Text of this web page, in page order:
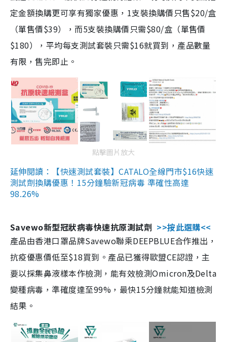
定金額換購更可享有獨家優惠，1支裝換購價只售$20/盒
（單售價$39），而5支裝換購價只需$80/盒（單售價
$180），平均每支測試套裝只需$16就買到，產品數量
有限，售完即止。
點擊圖片放大
延伸閱讀：【快速測試套裝】CATALO全線門市$16快速
測試劑換購優惠！15分鐘驗新冠病毒 準確性高達
98.26%
Savewo新型冠狀病毒快速抗原測試劑 >>按此選購<<
產品由香港口罩品牌Savewo聯乘DEEPBLUE合作推出，
抗疫優惠價低至$18買到。產品已獲得歐盟CE認證，主
要以採集鼻液樣本作檢測，能有效檢測Omicron及Delta
變種病毒，準確度達至99%，最快15分鐘就能知道檢測
結果。